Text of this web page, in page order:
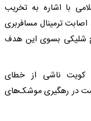
با اشاره به تخریب
ترمینال مسافربری
شلیکی بسوی این هدف
کویت ناشی از خطای
در رهگیری موشک‌های